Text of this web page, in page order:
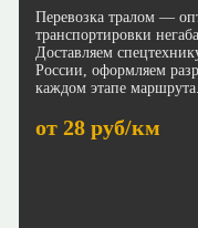
Перевозка тралом —
транспортировки
Доставляем
России, оформляем
каждом этапе маршрута.
от 28 руб/км